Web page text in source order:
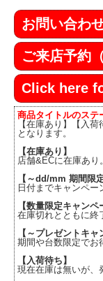
お問い合わ
ご来店予約
Click here
商品タイトルのステ
【在庫あり】【入
となります。
【在庫あり】
店舗&ECに在庫あり。
【～dd/mm 期間限
日付までキャンペー
【数量限定キャンペ
在庫切れとともに終
【～プレゼントキャ
期間や台数限定でお
【入荷待ち】
現在在庫は無いが、